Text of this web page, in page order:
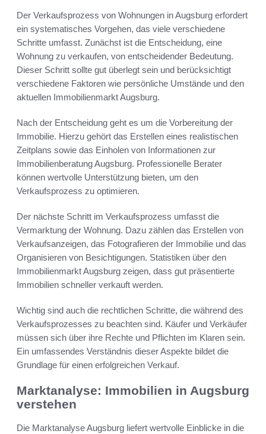
Der Verkaufsprozess von Wohnungen in Augsburg erfordert
ein systematisches Vorgehen, das viele verschiedene
Schritte umfasst. Zunächst ist die Entscheidung, eine
Wohnung zu verkaufen, von entscheidender Bedeutung.
Dieser Schritt sollte gut überlegt sein und berücksichtigt
verschiedene Faktoren wie persönliche Umstände und den
aktuellen Immobilienmarkt Augsburg.
Nach der Entscheidung geht es um die Vorbereitung der
Immobilie. Hierzu gehört das Erstellen eines realistischen
Zeitplans sowie das Einholen von Informationen zur
Immobilienberatung Augsburg. Professionelle Berater
können wertvolle Unterstützung bieten, um den
Verkaufsprozess zu optimieren.
Der nächste Schritt im Verkaufsprozess umfasst die
Vermarktung der Wohnung. Dazu zählen das Erstellen von
Verkaufsanzeigen, das Fotografieren der Immobilie und das
Organisieren von Besichtigungen. Statistiken über den
Immobilienmarkt Augsburg zeigen, dass gut präsentierte
Immobilien schneller verkauft werden.
Wichtig sind auch die rechtlichen Schritte, die während des
Verkaufsprozesses zu beachten sind. Käufer und Verkäufer
müssen sich über ihre Rechte und Pflichten im Klaren sein.
Ein umfassendes Verständnis dieser Aspekte bildet die
Grundlage für einen erfolgreichen Verkauf.
Marktanalyse: Immobilien in Augsburg
verstehen
Die Marktanalyse Augsburg liefert wertvolle Einblicke in die